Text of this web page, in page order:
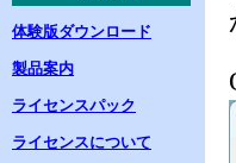
体験版ダウンロード
製品案内
ライセンスパック
ライセンスについて